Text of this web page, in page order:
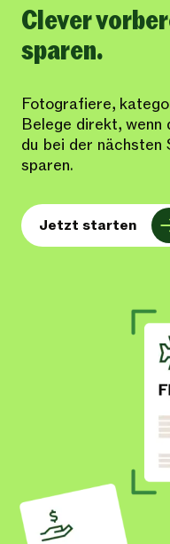
Clever
sparen.
Fotografiere,
Belege direkt, wenn
du bei der nächsten
sparen.
Jetzt starten